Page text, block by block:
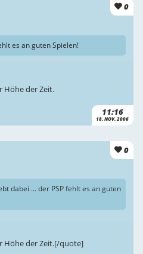
0
11:16
18. NOV. 2006
es an guten Spielen!
Höhe der Zeit.
0
dabei ... der PSP fehlt es an guten
Höhe der Zeit.[/quote]